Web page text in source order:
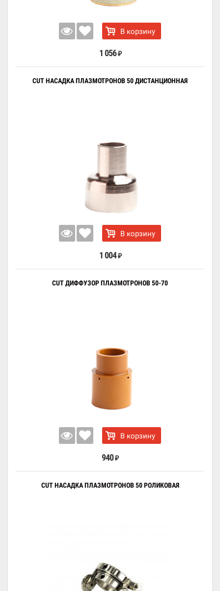
В корзину
1 056 ₽
CUT НАСАДКА ПЛАЗМОТРОНОВ 50 ДИСТАНЦИОННАЯ
В корзину
1 004 ₽
CUT ДИФФУЗОР ПЛАЗМОТРОНОВ 50-70
В корзину
940 ₽
CUT НАСАДКА ПЛАЗМОТРОНОВ 50 РОЛИКОВАЯ